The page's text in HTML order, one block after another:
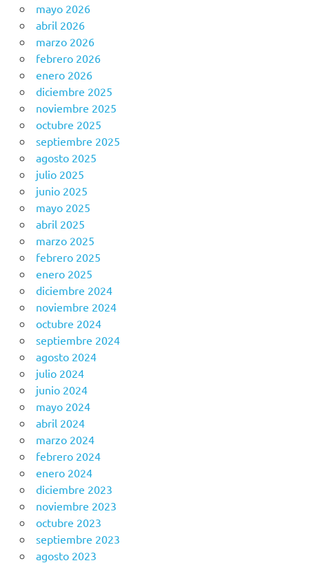
mayo 2026
abril 2026
marzo 2026
febrero 2026
enero 2026
diciembre 2025
noviembre 2025
octubre 2025
septiembre 2025
agosto 2025
julio 2025
junio 2025
mayo 2025
abril 2025
marzo 2025
febrero 2025
enero 2025
diciembre 2024
noviembre 2024
octubre 2024
septiembre 2024
agosto 2024
julio 2024
junio 2024
mayo 2024
abril 2024
marzo 2024
febrero 2024
enero 2024
diciembre 2023
noviembre 2023
octubre 2023
septiembre 2023
agosto 2023